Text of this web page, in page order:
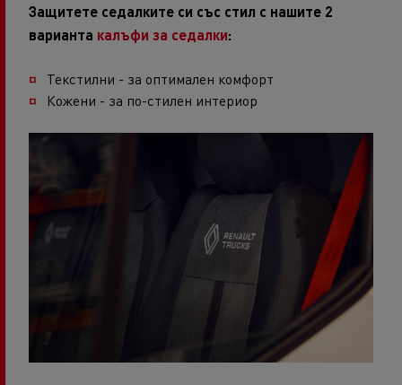
Защитете седалките си със стил с нашите 2
варианта калъфи за седалки:
Текстилни - за оптимален комфорт
Кожени - за по-стилен интериор​